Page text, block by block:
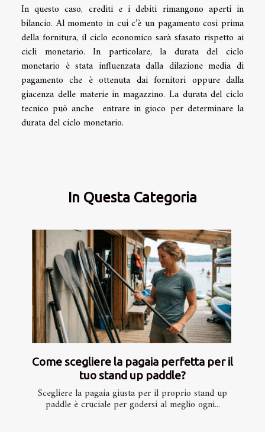
In questo caso, crediti e i debiti rimangono aperti in
bilancio. Al momento in cui c’è un pagamento cosi prima
della fornitura, il ciclo economico sarà sfasato rispetto ai
cicli monetario. In particolare, la durata del ciclo
monetario è stata influenzata dalla dilazione media di
pagamento che è ottenuta dai fornitori oppure dalla
giacenza delle materie in magazzino. La durata del ciclo
tecnico può anche entrare in gioco per determinare la
durata del ciclo monetario.
In Questa Categoria
Come scegliere la pagaia perfetta per il
tuo stand up paddle?
Scegliere la pagaia giusta per il proprio stand up
paddle è cruciale per godersi al meglio ogni...